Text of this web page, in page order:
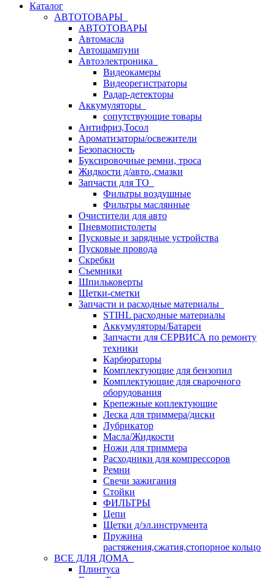
Каталог
АВТОТОВАРЫ
АВТОТОВАРЫ
Автомасла
Автошампуни
Автоэлектроника
Видеокамеры
Видеорегистраторы
Радар-детекторы
Аккумуляторы
сопутствующие товары
Антифриз,Тосол
Ароматизаторы/освежители
Безопасность
Буксировочные ремни, троса
Жидкости д/авто.,смазки
Запчасти для ТО
Фильтры воздушные
Фильтры маслянные
Очистители для авто
Пневмопистолеты
Пусковые и зарядные устройства
Пусковые провода
Скребки
Съемники
Шпильковерты
Щетки-сметки
Запчасти и расходные материалы
STIHL расходные материалы
Аккумуляторы/Батареи
Запчасти для СЕРВИСА по ремонту
техники
Карбюраторы
Комплектующие для бензопил
Комплектующие для сварочного
оборудования
Крепежные коплектующие
Леска для триммера/диски
Лубрикатор
Масла/Жидкости
Ножи для триммера
Расходники для компрессоров
Ремни
Свечи зажигания
Стойки
ФИЛЬТРЫ
Цепи
Щетки д/эл.инструмента
Пружина
растяжения,сжатия,стопорное кольцо
ВСЕ ДЛЯ ДОМА
Плинтуса